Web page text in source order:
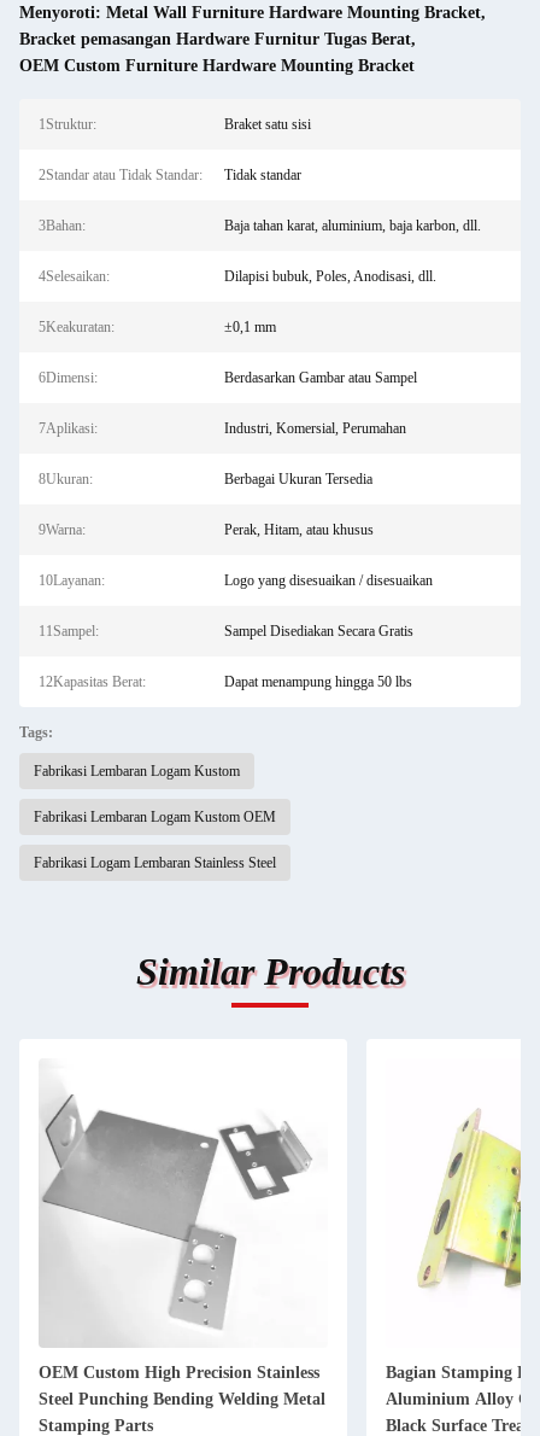
Menyoroti: Metal Wall Furniture Hardware Mounting Bracket,
Bracket pemasangan Hardware Furnitur Tugas Berat,
OEM Custom Furniture Hardware Mounting Bracket
1Struktur: Braket satu sisi
2Standar atau Tidak Standar: Tidak standar
3Bahan: Baja tahan karat, aluminium, baja karbon, dll.
4Selesaikan: Dilapisi bubuk, Poles, Anodisasi, dll.
5Keakuratan: ±0,1 mm
6Dimensi: Berdasarkan Gambar atau Sampel
7Aplikasi: Industri, Komersial, Perumahan
8Ukuran: Berbagai Ukuran Tersedia
9Warna: Perak, Hitam, atau khusus
10Layanan: Logo yang disesuaikan / disesuaikan
11Sampel: Sampel Disediakan Secara Gratis
12Kapasitas Berat: Dapat menampung hingga 50 lbs
Tags:
Fabrikasi Lembaran Logam Kustom
Fabrikasi Lembaran Logam Kustom OEM
Fabrikasi Logam Lembaran Stainless Steel
Similar Products
OEM Custom High Precision Stainless
Steel Punching Bending Welding Metal
Stamping Parts
Bagian Stamping
Aluminium Alloy
Black Surface